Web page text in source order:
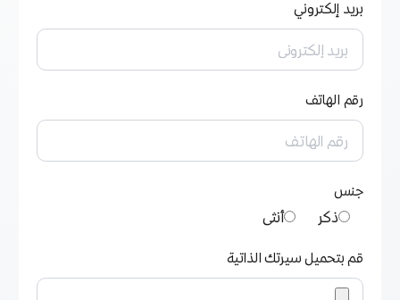
بريد إلكتروني
رقم الهاتف
جنس
ذكر أنثى
قم بتحميل سيرتك الذاتية